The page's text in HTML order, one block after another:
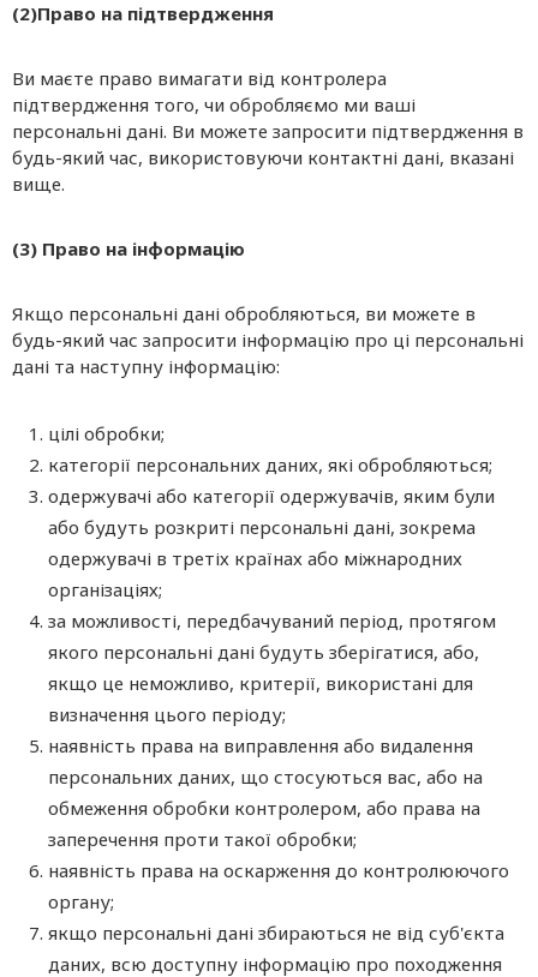
(2)Право на підтвердження
Ви маєте право вимагати від контролера
підтвердження того, чи обробляємо ми ваші
персональні дані. Ви можете запросити підтвердження в
будь-який час, використовуючи контактні дані, вказані
вище.
(3) Право на інформацію
Якщо персональні дані обробляються, ви можете в
будь-який час запросити інформацію про ці персональні
дані та наступну інформацію:
цілі обробки;
категорії персональних даних, які обробляються;
одержувачі або категорії одержувачів, яким були
або будуть розкриті персональні дані, зокрема
одержувачі в третіх країнах або міжнародних
організаціях;
за можливості, передбачуваний період, протягом
якого персональні дані будуть зберігатися, або,
якщо це неможливо, критерії, використані для
визначення цього періоду;
наявність права на виправлення або видалення
персональних даних, що стосуються вас, або на
обмеження обробки контролером, або права на
заперечення проти такої обробки;
наявність права на оскарження до контролюючого
органу;
якщо персональні дані збираються не від суб'єкта
даних, всю доступну інформацію про походження